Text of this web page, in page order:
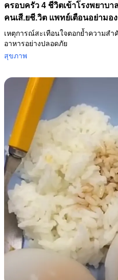
ครอบครัว 4 ชีวิตเข้าโรงพยาบ
คนเสี.ยชี.วิต แพทย์เตือนอย่ามอ
เหตุการณ์สะเทือนใจตอกย้ำความส
อาหารอย่างปลอดภัย
สุขภาพ